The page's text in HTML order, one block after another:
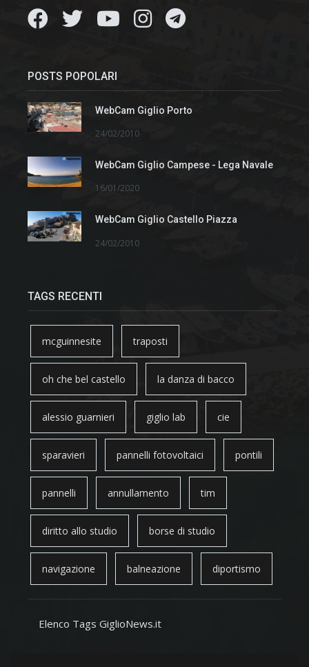
POSTS POPOLARI
WebCam Giglio Porto
24/02/2010
WebCam Giglio Campese - Lega Navale
16/01/2020
WebCam Giglio Castello Piazza
24/02/2010
TAGS RECENTI
mcguinnesite traposti
oh che bel castello la danza di bacco
alessio guarnieri giglio lab cie
sparavieri pannelli fotovoltaici pontili
pannelli annullamento tim
diritto allo studio borse di studio
navigazione balneazione diportismo
Elenco Tags GiglioNews.it